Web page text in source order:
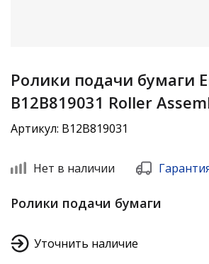
Ролики подачи бумаги
B12B819031 Roller
Артикул: B12B819031
Нет в наличии
Ролики подачи бумаги
Уточнить наличие